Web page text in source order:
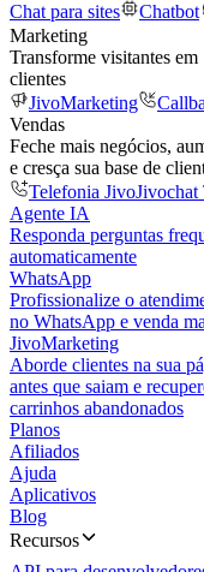
Chat para sites
Chatbot
Marketing
Transforme visitantes em
clientes
JivoMarketing
Vendas
Feche mais negócios,
e cresça sua base de
Telefonia JivoJivochat
Agente IA
Responda perguntas
automaticamente
WhatsApp
Profissionalize o
no WhatsApp e venda
JivoMarketing
Aborde clientes na sua
antes que saiam e
carrinhos abandonados
Planos
Afiliados
Ajuda
Aplicativos
Blog
Recursos